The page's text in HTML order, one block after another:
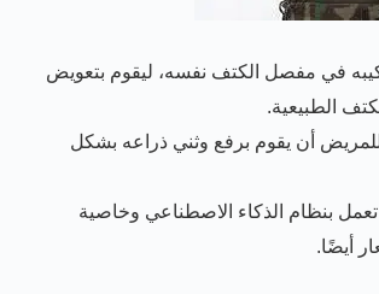
في مفصل الكتف نفسه، ليقوم بتعويض
الطبيعية.
أن يقوم برفع وثني ذراعه بشكل
تعمل بنظام الذكاء الاصطناعي وخاصية
أيضًا.